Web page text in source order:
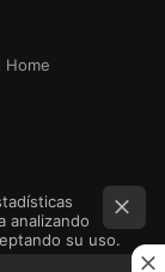
Home
analizando
su uso.